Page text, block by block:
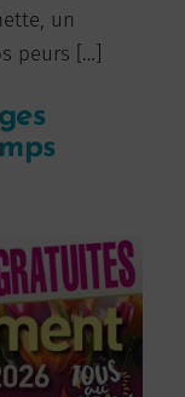
un
peurs […]